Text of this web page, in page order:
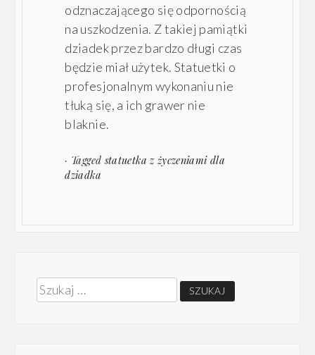
odznaczającego się odpornością
na uszkodzenia. Z takiej pamiątki
dziadek przez bardzo długi czas
będzie miał użytek. Statuetki o
profesjonalnym wykonaniu nie
tłuką się, a ich grawer nie
blaknie.
· Taggedstatuetka z życzeniami dla
dziadka
Szukaj: